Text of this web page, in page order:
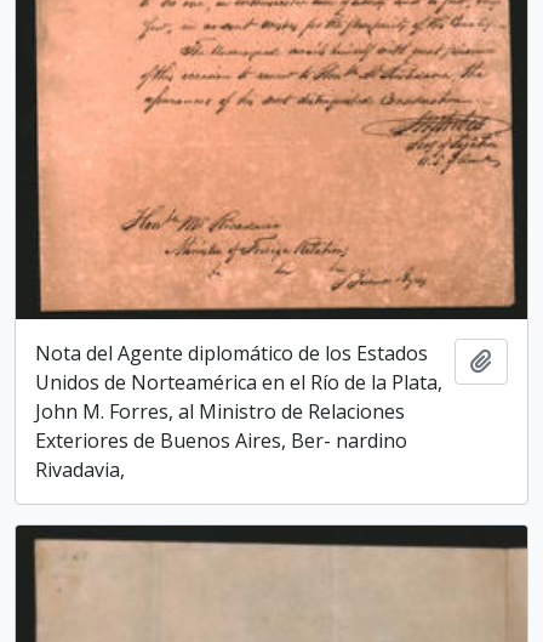
Nota del Agente diplomático de los Estados
Unidos de Norteamérica en el Río de la Plata,
John M. Forres, al Ministro de Relaciones
Exteriores de Buenos Aires, Ber- nardino
Rivadavia,